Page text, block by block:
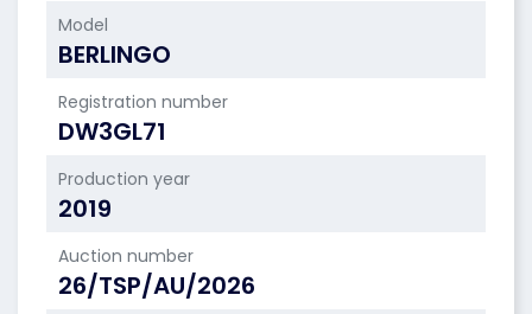
Model
BERLINGO
Registration number
DW3GL71
Production year
2019
Auction number
26/TSP/AU/2026